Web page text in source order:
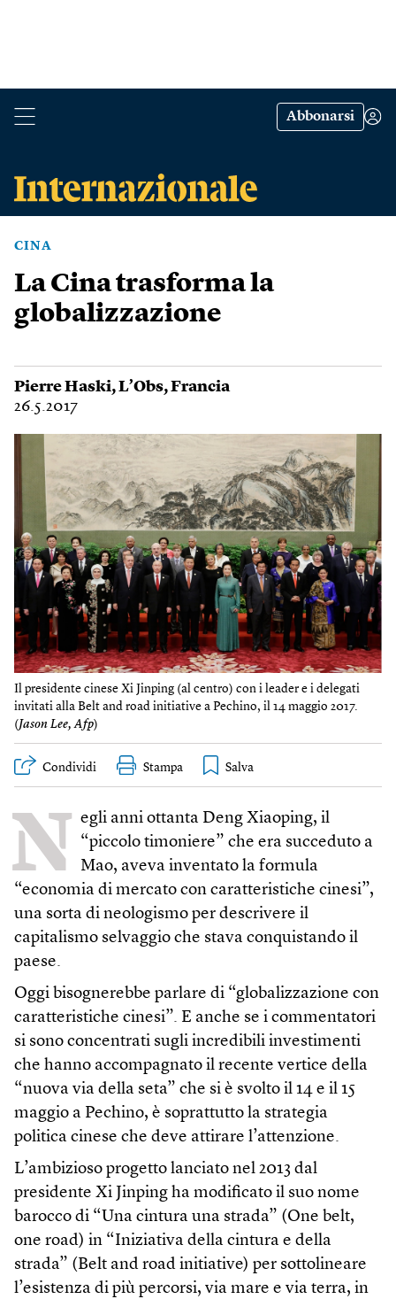
Abbonarsi
CINA
La Cina trasforma la
globalizzazione
Pierre Haski,L’Obs,Francia
26.5.2017
Il presidente cinese Xi Jinping (al centro) con i leader e i delegati
invitati alla Belt and road initiative a Pechino, il 14 maggio 2017.
(Jason Lee, Afp)
Condividi Stampa
N egli anni ottanta Deng Xiaoping, il
“piccolo timoniere” che era succeduto a
Mao, aveva inventato la formula
“economia di mercato con caratteristiche cinesi”,
una sorta di neologismo per descrivere il
capitalismo selvaggio che stava conquistando il
paese.
Oggi bisognerebbe parlare di “globalizzazione con
caratteristiche cinesi”. E anche se i commentatori
si sono concentrati sugli incredibili investimenti
che hanno accompagnato il recente vertice della
“nuova via della seta” che si è svolto il 14 e il 15
maggio a Pechino, è soprattutto la strategia
politica cinese che deve attirare l’attenzione.
L’ambizioso progetto lanciato nel 2013 dal
presidente Xi Jinping ha modificato il suo nome
barocco di “Una cintura una strada” (One belt,
one road) in “Iniziativa della cintura e della
strada” (Belt and road initiative) per sottolineare
l’esistenza di più percorsi, via mare e via terra, in